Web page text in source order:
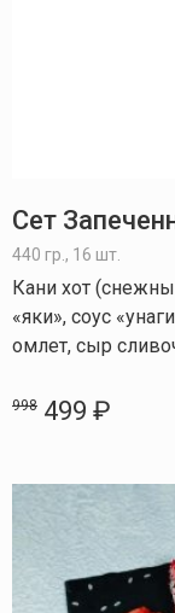
Сет
440 гр., 16 шт.
Кани хот
«яки», соус
омлет, сыр
998 499 ₽